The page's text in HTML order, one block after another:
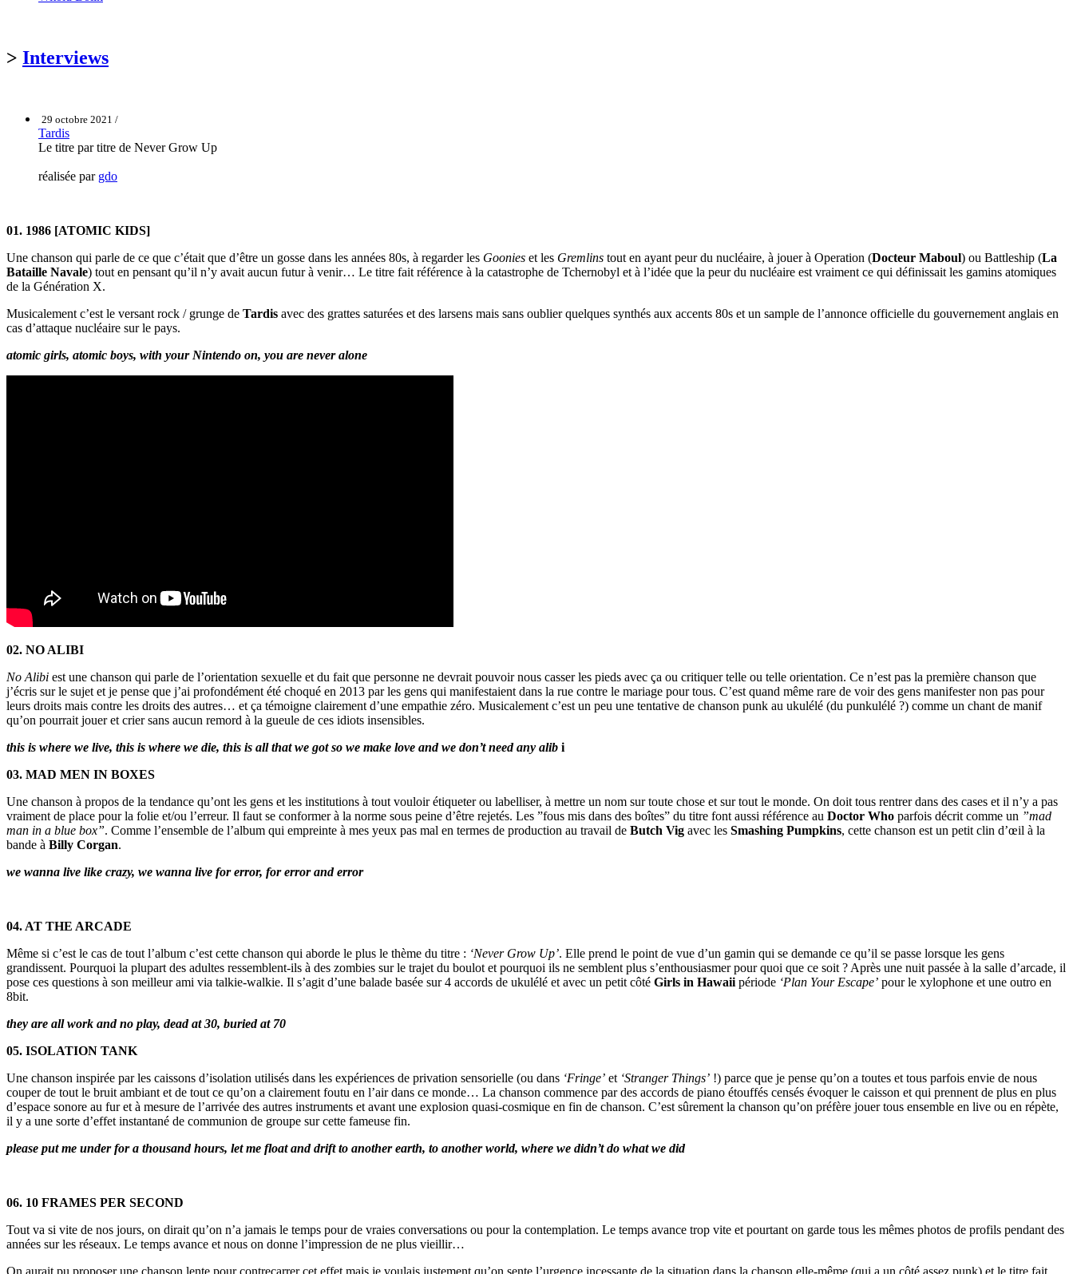
> Interviews
29 octobre 2021 /
Tardis
Le titre par titre de Never Grow Up
réalisée par gdo
01. 1986 [ATOMIC KIDS]
Une chanson qui parle de ce que c’était que d’être un gosse dans les années 80s, à regarder les Goonies et les Gremlins tout en ayant peur du nucléaire, à jouer à Operation (Docteur Maboul) ou Battleship (La
Bataille Navale) tout en pensant qu’il n’y avait aucun futur à venir… Le titre fait référence à la catastrophe de Tchernobyl et à l’idée que la peur du nucléaire est vraiment ce qui définissait les gamins atomiques
de la Génération X.
Musicalement c’est le versant rock / grunge de Tardis avec des grattes saturées et des larsens mais sans oublier quelques synthés aux accents 80s et un sample de l’annonce officielle du gouvernement anglais en
cas d’attaque nucléaire sur le pays.
atomic girls, atomic boys, with your Nintendo on, you are never alone
02. NO ALIBI
No Alibi est une chanson qui parle de l’orientation sexuelle et du fait que personne ne devrait pouvoir nous casser les pieds avec ça ou critiquer telle ou telle orientation. Ce n’est pas la première chanson que
j’écris sur le sujet et je pense que j’ai profondément été choqué en 2013 par les gens qui manifestaient dans la rue contre le mariage pour tous. C’est quand même rare de voir des gens manifester non pas pour
leurs droits mais contre les droits des autres… et ça témoigne clairement d’une empathie zéro. Musicalement c’est un peu une tentative de chanson punk au ukulélé (du punkulélé ?) comme un chant de manif
qu’on pourrait jouer et crier sans aucun remord à la gueule de ces idiots insensibles.
this is where we live, this is where we die, this is all that we got so we make love and we don’t need any alib i
03. MAD MEN IN BOXES
Une chanson à propos de la tendance qu’ont les gens et les institutions à tout vouloir étiqueter ou labelliser, à mettre un nom sur toute chose et sur tout le monde. On doit tous rentrer dans des cases et il n’y a pas
vraiment de place pour la folie et/ou l’erreur. Il faut se conformer à la norme sous peine d’être rejetés. Les ”fous mis dans des boîtes” du titre font aussi référence au Doctor Who parfois décrit comme un ”mad
man in a blue box”. Comme l’ensemble de l’album qui empreinte à mes yeux pas mal en termes de production au travail de Butch Vig avec les Smashing Pumpkins, cette chanson est un petit clin d’œil à la
bande à Billy Corgan.
we wanna live like crazy, we wanna live for error, for error and error
04. AT THE ARCADE
Même si c’est le cas de tout l’album c’est cette chanson qui aborde le plus le thème du titre : ‘Never Grow Up’. Elle prend le point de vue d’un gamin qui se demande ce qu’il se passe lorsque les gens
grandissent. Pourquoi la plupart des adultes ressemblent-ils à des zombies sur le trajet du boulot et pourquoi ils ne semblent plus s’enthousiasmer pour quoi que ce soit ? Après une nuit passée à la salle d’arcade, il
pose ces questions à son meilleur ami via talkie-walkie. Il s’agit d’une balade basée sur 4 accords de ukulélé et avec un petit côté Girls in Hawaii période ‘Plan Your Escape’ pour le xylophone et une outro en
8bit.
they are all work and no play, dead at 30, buried at 70
05. ISOLATION TANK
Une chanson inspirée par les caissons d’isolation utilisés dans les expériences de privation sensorielle (ou dans ‘Fringe’ et ‘Stranger Things’ !) parce que je pense qu’on a toutes et tous parfois envie de nous
couper de tout le bruit ambiant et de tout ce qu’on a clairement foutu en l’air dans ce monde… La chanson commence par des accords de piano étouffés censés évoquer le caisson et qui prennent de plus en plus
d’espace sonore au fur et à mesure de l’arrivée des autres instruments et avant une explosion quasi-cosmique en fin de chanson. C’est sûrement la chanson qu’on préfère jouer tous ensemble en live ou en répète,
il y a une sorte d’effet instantané de communion de groupe sur cette fameuse fin.
please put me under for a thousand hours, let me float and drift to another earth, to another world, where we didn’t do what we did
06. 10 FRAMES PER SECOND
Tout va si vite de nos jours, on dirait qu’on n’a jamais le temps pour de vraies conversations ou pour la contemplation. Le temps avance trop vite et pourtant on garde tous les mêmes photos de profils pendant des
années sur les réseaux. Le temps avance et nous on donne l’impression de ne plus vieillir…
On aurait pu proposer une chanson lente pour contrecarrer cet effet mais je voulais justement qu’on sente l’urgence incessante de la situation dans la chanson elle-même (qui a un côté assez punk) et le titre fait